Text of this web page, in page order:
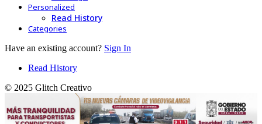
Personalized
Read History
Categories
Have an existing account? Sign In
Read History
© 2025 Glitch Creativo